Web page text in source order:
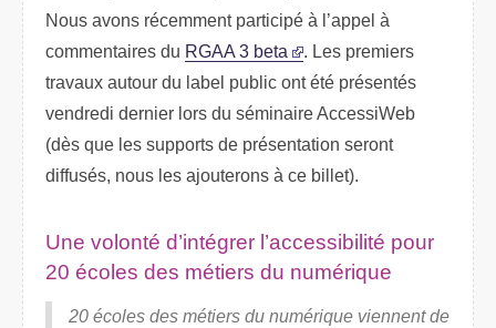
Nous avons récemment participé à l’appel à
commentaires du RGAA 3 beta
. Les premiers
travaux autour du label public ont été présentés
vendredi dernier lors du séminaire AccessiWeb
(dès que les supports de présentation seront
diffusés, nous les ajouterons à ce billet).
Une volonté d’intégrer l’accessibilité pour
20 écoles des métiers du numérique
20 écoles des métiers du numérique viennent de